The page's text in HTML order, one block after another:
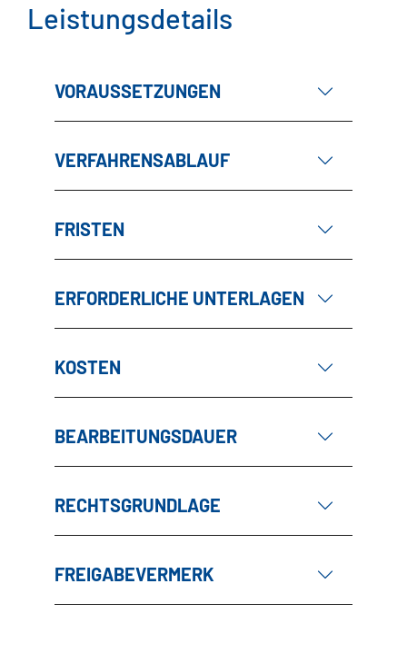
Leistungsdetails
VORAUSSETZUNGEN
VERFAHRENSABLAUF
FRISTEN
ERFORDERLICHE UNTERLAGEN
KOSTEN
BEARBEITUNGSDAUER
RECHTSGRUNDLAGE
FREIGABEVERMERK